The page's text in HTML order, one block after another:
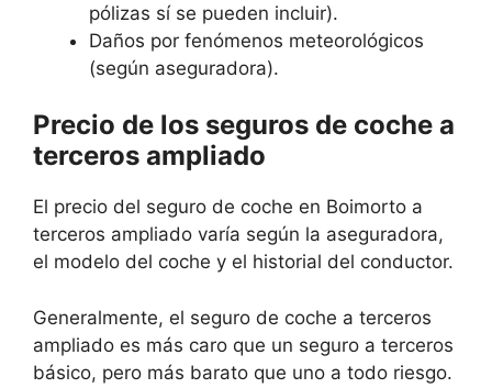
pólizas sí se pueden incluir).
Daños por fenómenos meteorológicos
(según aseguradora).
Precio de los seguros de coche a
terceros ampliado
El precio del seguro de coche en Boimorto a
terceros ampliado varía según la aseguradora,
el modelo del coche y el historial del conductor.
Generalmente, el seguro de coche a terceros
ampliado es más caro que un seguro a terceros
básico, pero más barato que uno a todo riesgo.